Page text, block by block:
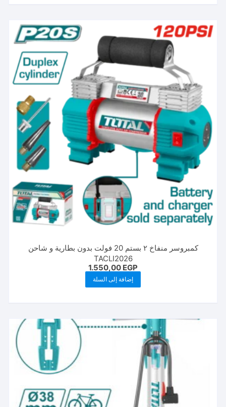
كمبروسر منفاخ ٢ بستم 20 فولت بدون بطارية و شاحن
TACLI2026
1.550,00 EGP
إضافة إلى السلة